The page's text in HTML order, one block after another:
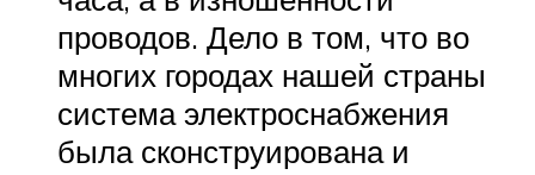
проводов. Дело в том, что во
многих городах нашей страны
система электроснабжения
была сконструирована и